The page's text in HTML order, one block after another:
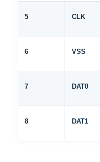
5 CLK
6 VSS
7 DAT0
8 DAT1